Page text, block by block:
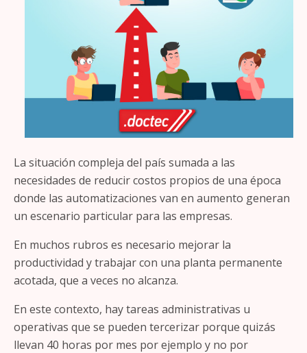
La situación compleja del país sumada a las
necesidades de reducir costos propios de una época
donde las automatizaciones van en aumento generan
un escenario particular para las empresas.
En muchos rubros es necesario mejorar la
productividad y trabajar con una planta permanente
acotada, que a veces no alcanza.
En este contexto, hay tareas administrativas u
operativas que se pueden tercerizar porque quizás
llevan 40 horas por mes por ejemplo y no por